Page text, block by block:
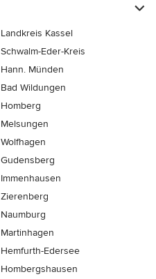
Landkreis Kassel
Schwalm-Eder-Kreis
Hann. Münden
Bad Wildungen
Homberg
Melsungen
Wolfhagen
Gudensberg
Immenhausen
Zierenberg
Naumburg
Martinhagen
Hemfurth-Edersee
Hombergshausen